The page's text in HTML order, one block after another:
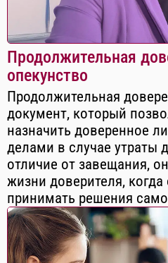
Продолжительная
опекунство
Продолжительная
документ, который
назначить доверенное
делами в случае утраты
отличие от завещания,
жизни доверителя,
принимать решения